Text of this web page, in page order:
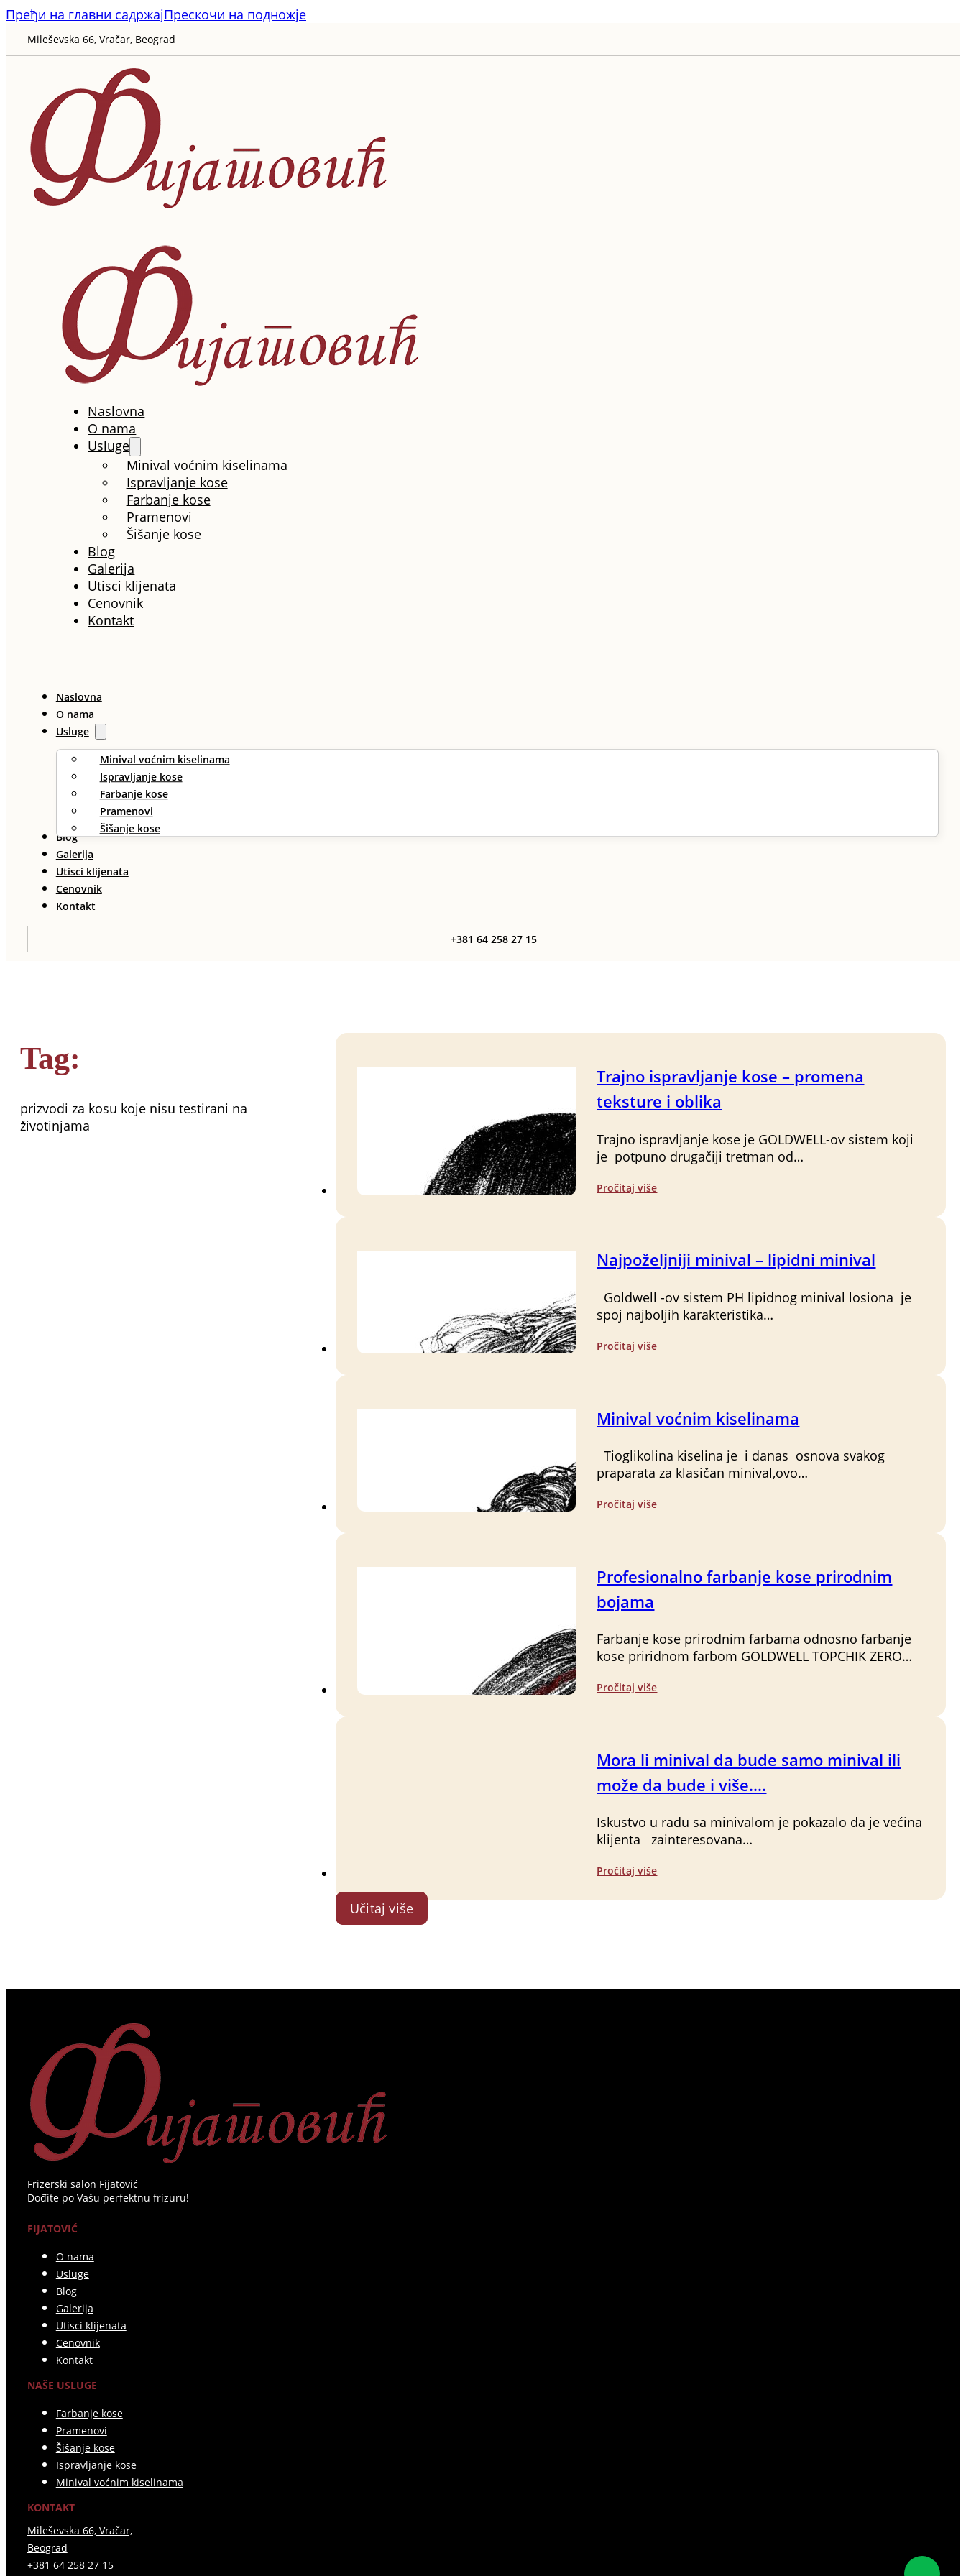
Пређи на главни садржајПрескочи на подножје
Mileševska 66, Vračar, Beograd
Naslovna
O nama
Usluge
Minival voćnim kiselinama
Ispravljanje kose
Farbanje kose
Pramenovi
Šišanje kose
Blog
Galerija
Utisci klijenata
Cenovnik
Kontakt
Naslovna
O nama
Usluge
Minival voćnim kiselinama
Ispravljanje kose
Farbanje kose
Pramenovi
Šišanje kose
Blog
Galerija
Utisci klijenata
Cenovnik
Kontakt
+381 64 258 27 15
Tag:
prizvodi za kosu koje nisu testirani na
životinjama
Trajno ispravljanje kose – promena
teksture i oblika
Trajno ispravljanje kose je GOLDWELL-ov sistem koji
je potpuno drugačiji tretman od…
Pročitaj više
Najpoželjniji minival – lipidni minival
Goldwell -ov sistem PH lipidnog minival losiona je
spoj najboljih karakteristika…
Pročitaj više
Minival voćnim kiselinama
Tioglikolina kiselina je i danas osnova svakog
praparata za klasičan minival,ovo…
Pročitaj više
Profesionalno farbanje kose prirodnim
bojama
Farbanje kose prirodnim farbama odnosno farbanje
kose priridnom farbom GOLDWELL TOPCHIK ZERO…
Pročitaj više
Mora li minival da bude samo minival ili
može da bude i više….
Iskustvo u radu sa minivalom je pokazalo da je većina
klijenta zainteresovana…
Pročitaj više
Učitaj više
Frizerski salon Fijatović
Dođite po Vašu perfektnu frizuru!
FIJATOVIĆ
O nama
Usluge
Blog
Galerija
Utisci klijenata
Cenovnik
Kontakt
NAŠE USLUGE
Farbanje kose
Pramenovi
Šišanje kose
Ispravljanje kose
Minival voćnim kiselinama
KONTAKT
Mileševska 66, Vračar,
Beograd
+381 64 258 27 15